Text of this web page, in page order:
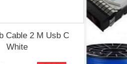
Cable 2 M Usb C
White